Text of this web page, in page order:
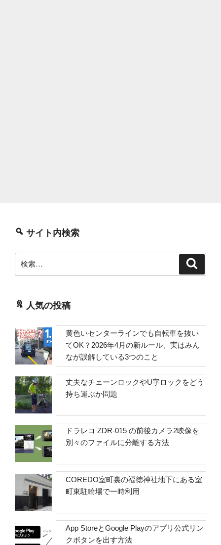
サイト内検索
索:
人気の投稿
黄色いセンターラインでも自転車を抜い
てOK？2026年4月の新ルール、実はみん
なが誤解している3つのこと
丈夫なチェーンロックやU字ロックをどう
持ち運ぶか問題
ドラレコ ZDR-015 の前後カメラ2映像を
別々のファイルに分離する方法
COREDO室町裏の福徳神社地下にある室
町東駐輪場で一時利用
App StoreとGoogle Playのアプリ公式リン
クボタンを出す方法